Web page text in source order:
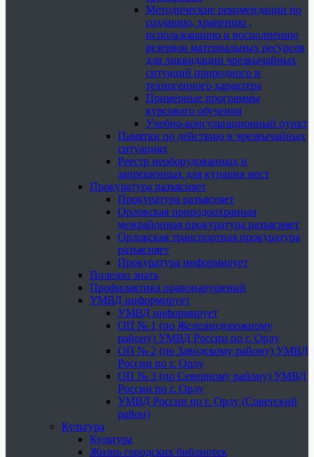
Методические рекомендации по
созданию, хранению ,
использованию и восполнению
резервов материальных ресурсов
для ликвидации чрезвычайных
ситуаций природного и
техногенного характера
Примерные программы
курсового обучения
Учебно-консультационный пункт
Памятки по действию в чрезвычайных
ситуациях
Реестр необорудованных и
запрещенных для купания мест
Прокуратура разъясняет
Прокуратура разъясняет
Орловская природоохранная
межрайонная прокуратура разъясняет
Орловская транспортная прокуратура
разъясняет
Прокуратура информирует
Полезно знать
Профилактика правонарушений
УМВД информирует
УМВД информирует
ОП № 1 (по Железнодорожному
району) УМВД России по г. Орлу
ОП № 2 (по Заводскому району) УМВД
России по г. Орлу
ОП № 3 (по Северному району) УМВД
России по г. Орлу
УМВД России по г. Орлу (Советский
район)
Культура
Культура
Жизнь городских библиотек